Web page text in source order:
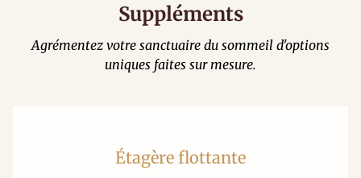
Suppléments
Agrémentez votre sanctuaire du sommeil d'options
uniques faites sur mesure.
Étagère flottante